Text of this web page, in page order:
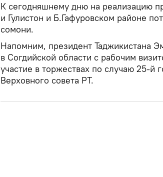
К сегодняшнему дню на реализацию
и Гулистон и Б.Гафуровском районе
сомони.
Напомним, президент Таджикистана
в Согдийской области с рабочим
участие в торжествах по случаю 25-й
Верховного совета РТ.